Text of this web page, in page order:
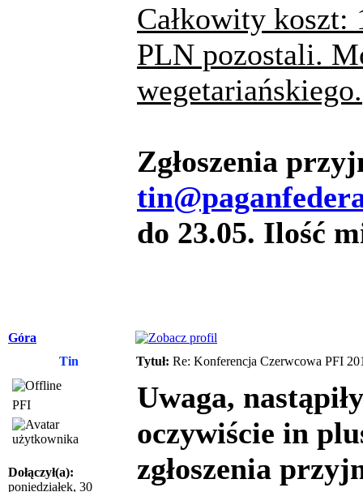
Całkowity koszt:
PLN pozostali.
wegetariańskiego.
Zgłoszenia
do 23.05. Ilość
Góra
Tin
Tytuł: Re: Konferencja Czerwcowa PFI
PFI
Dołączył(a):
poniedziałek, 30
Uwaga,
oczywiście in
zgłoszenia